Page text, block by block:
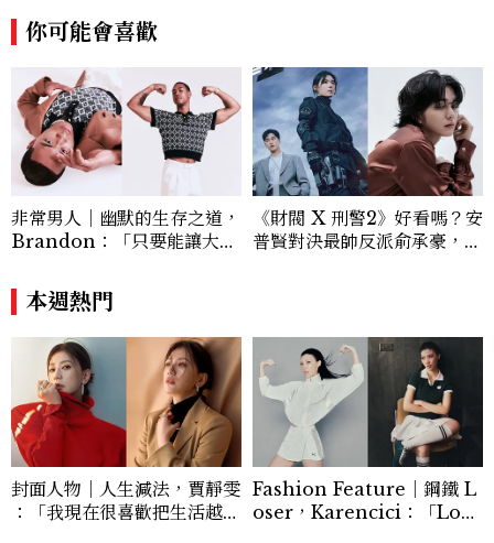
你可能會喜歡
非常男人｜幽默的生存之道，
Brandon：「只要能讓大家
讓敵人成為朋友。」
《財閥 X 刑警2》好看嗎？安
普賢對決最帥反派俞承豪，鄭
本週熱門
封面人物｜人生減法，賈靜雯
：「我現在很喜歡把生活越過
Fashion Feature｜鋼鐵 L
oser，Karencici：「Love